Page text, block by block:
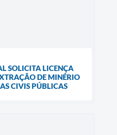
SOLICITA LICENÇA
DE MINÉRIO
CIVIS PÚBLICAS